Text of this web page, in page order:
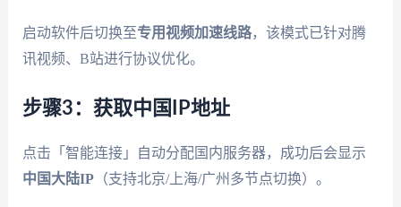
启动软件后切换至专用视频加速线路，该模式已针对腾
讯视频、B站进行协议优化。
步骤3：获取中国IP地址
点击「智能连接」自动分配国内服务器，成功后会显示
中国大陆IP（支持北京/上海/广州多节点切换）。